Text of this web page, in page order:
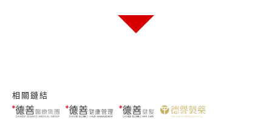
相關鏈結